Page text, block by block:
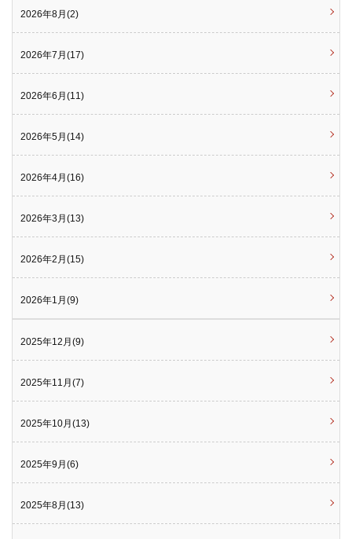
2026年8月(2)
2026年7月(17)
2026年6月(11)
2026年5月(14)
2026年4月(16)
2026年3月(13)
2026年2月(15)
2026年1月(9)
2025年12月(9)
2025年11月(7)
2025年10月(13)
2025年9月(6)
2025年8月(13)